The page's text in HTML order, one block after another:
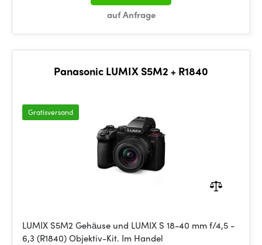
auf Anfrage
Panasonic LUMIX S5M2 + R1840
Gratisversand
LUMIX S5M2 Gehäuse und LUMIX S 18-40 mm f/4,5 -
6,3 (R1840) Objektiv-Kit. Im Handel